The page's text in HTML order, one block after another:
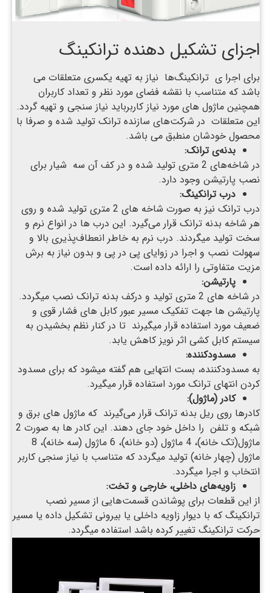
اجزای تشکیل دهنده ترانکینگ
برای اجرا ی ترانکینگ‌ها نیاز به تهیه یکسری متعلقات می
باشد که متناسب با نقشه فضای مورد نظر و تعداد کاربران
همچنین ماژول های مورد نیاز کاربرباید نیاز سنجی و تهیه گردد.
این متعلقات در شرکت‌های سازنده ترانک تولید شده و صرفا با
محصول خودشان منطبق می باشد.
بدنه‌ی ترانک:
در شاخه‌های 2 متری تولید شده و در کف آن سه شیار برای
نصب پارتیشن وجود دارد.
درب ترانکینگ:
درب ترانک نیز به صورت شاخه های 2 متری تولید شده و روی
هر شاخه بدنه ترانک قرار می‌گیرد. این درب ها در انواع نرم و
سخت تولید میگردند. درب نرم به خاطر انعطاف‌پذیری بالا و
سهولت نصب و اجرا در زوایای پی در پی و بدون نیاز به برش
مزیت متفاوتی را ارائه داده است.
پارتیشن:
در شاخه های 2 متری تولید و درکف بدنه ترانک نصب میگردد.
پارتیشن ها جهت تفکیک مسیر عبور کابل های فشار قوی و
ضعیف مورد استفاده قرار میگیرند تا در کنار نظم بخشیدن به
سیستم کابل کشی اثر نویز کاهش یابد.
مسدودکننده:
به مسدودکننده، بست انتهایی هم گفته میشود که برای مسدود
کردن انتهای ترانک مورد استفاده قرار میگیرد.
کادر (ماژول):
کادرها روی ریل بدنه ترانک قرار می‌گیرند که ماژول های برق و
شبکه و تلفن را داخل خود جای دهند. این کادر ها به صورت 2
ماژول(تک خانه)، 4 ماژول (دو خانه)، 6 ماژول (سه خانه)، 8
ماژول (چهار خانه) تولید میگردد که متناسب با نیاز سنجی کاربر
انتخاب و اجرا میگردد.
زاویه‌های داخلی، خارجی و تخت:
از این قطعات برای پوشاندن قسمت‌هایی از مسیر نصب
ترانکینگ که با دیوار زاویه داخلی یا بیرونی تشکیل داده یا مسیر
حرکت ترانکینگ تغییر کرده باشد استفاده میگردد.